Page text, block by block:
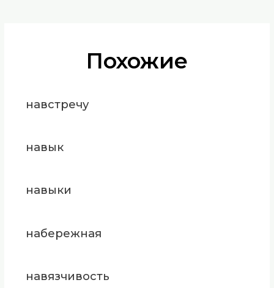
Похожие
навстречу
навык
навыки
набережная
навязчивость